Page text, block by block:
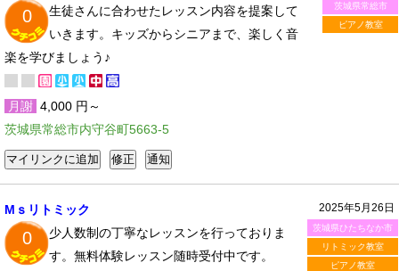
茨城県常総市
ピアノ教室
0
生徒さんに合わせたレッスン内容を提案して
いきます。キッズからシニアまで、楽しく音
楽を学びましょう♪
月謝 4,000 円～
茨城県常総市内守谷町5663-5
2025年5月26日
茨城県ひたちなか市
リトミック教室
ピアノ教室
Mｓリトミック
0
少人数制の丁寧なレッスンを行っておりま
す。無料体験レッスン随時受付中です。